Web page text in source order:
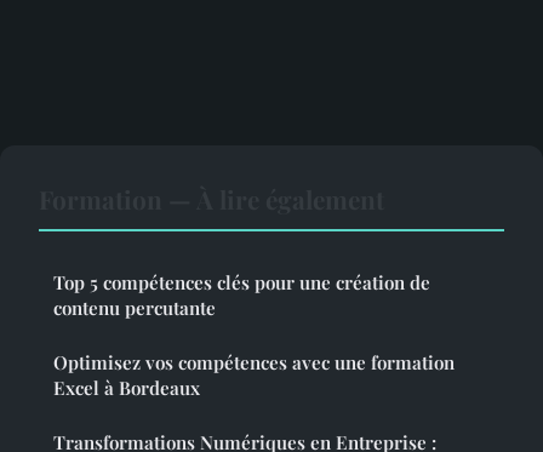
Top 5 compétences clés pour une création de
contenu percutante
Optimisez vos compétences avec une formation
Excel à Bordeaux
Transformations Numériques en Entreprise :